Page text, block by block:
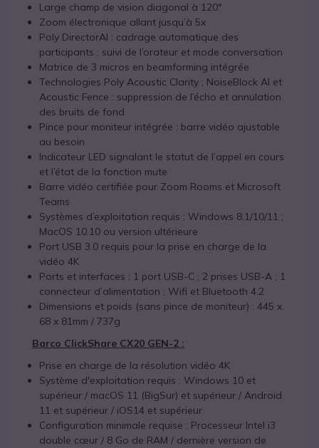
Large champ de vision diagonal à 120°
Zoom électronique allant jusqu’à 5x
Poly DirectorAI : cadrage automatique des
participants ; suivi de l’orateur et mode conversation
Matrice de 3 micros en beamforming intégrée
Technologies Poly Acoustic Clarity ; NoiseBlock AI et
Acoustic Fence : suppression de l’écho et annulation
des bruits de fond
Pince pour moniteur intégrée : barre vidéo ajustable
au besoin
Indicateur LED signalant le statut de l’appel en cours
et l’état de la fonction mute
Barre vidéo certifiée pour Zoom Rooms et Microsoft
Teams
Systèmes d’exploitation requis : Windows 8.1/10/11 ;
MacOS 10.10 ou version ultérieure
Port USB 3.0 requis pour la prise en charge de la
vidéo 4K
Ports et interfaces : 1 port USB-C ; 2 prises USB-A ; 1
connecteur d’alimentation ; Wifi et Bluetooth 4.2
Dimensions et poids (sans pince de moniteur) : 445 x
68 x 81mm / 737g
Barco ClickShare CX20 GEN-2 :
Prise en charge de la résolution vidéo 4K
Système d'exploitation requis : Windows 10 et
supérieur / macOS 11 (BigSur) et supérieur / Android
11 et supérieur / iOS14 et supérieur
Configuration minimale requise : Processeur Intel i3
double cœur / 8 Go de RAM / dernière version de